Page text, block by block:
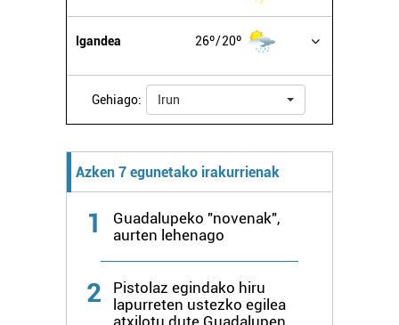
Igandea 26º 20º
Gehiago: Irun
Azken 7 egunetako irakurrienak
1
Guadalupeko "novenak",
aurten lehenago
2
Pistolaz egindako hiru
lapurreten ustezko egilea
atxilotu dute Guadalupen